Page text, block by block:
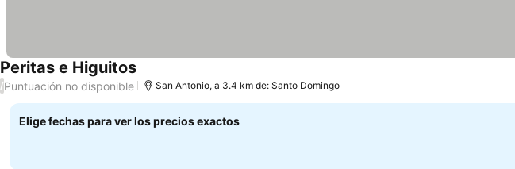
Peritas e HiguitosVer precios
/Puntuación no disponible San Antonio, a 3.4 km de: Santo Domingo
Elige fechas para ver los precios exactos